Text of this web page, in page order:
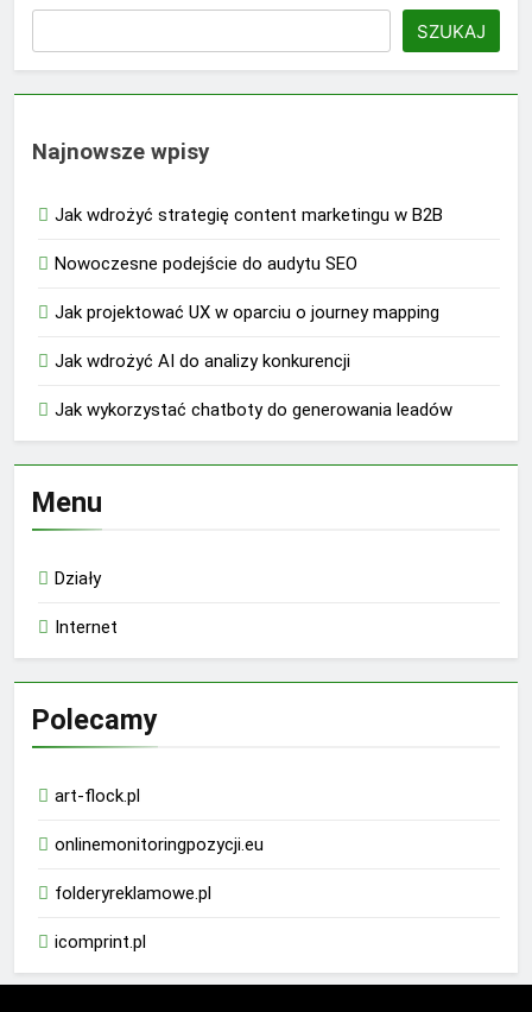
SZUKAJ
Najnowsze wpisy
Jak wdrożyć strategię content marketingu w B2B
Nowoczesne podejście do audytu SEO
Jak projektować UX w oparciu o journey mapping
Jak wdrożyć AI do analizy konkurencji
Jak wykorzystać chatboty do generowania leadów
Menu
Działy
Internet
Polecamy
art-flock.pl
onlinemonitoringpozycji.eu
folderyreklamowe.pl
icomprint.pl